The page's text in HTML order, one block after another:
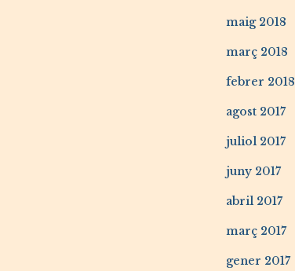
maig 2018
març 2018
febrer 2018
agost 2017
juliol 2017
juny 2017
abril 2017
març 2017
gener 2017